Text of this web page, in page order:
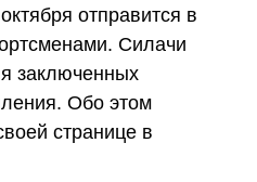
отправится в
Силачи
заключенных
Обо этом
странице в